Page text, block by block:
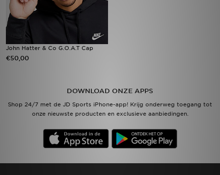
John Hatter & Co G.O.A.T Cap
€50,00
DOWNLOAD ONZE APPS
Shop 24/7 met de JD Sports iPhone-app! Krijg onderweg toegang tot
onze nieuwste producten en exclusieve aanbiedingen.
Mijn JD
Klantenservice
Download de app